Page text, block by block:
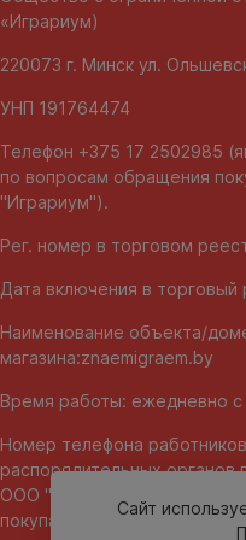
«Играриум)
220073 г. Минск ул.
УНП 191764474
Телефон +375 17 2502985
по вопросам обращения
"Играриум").
Рег. номер в торговом
Дата включения в торговый
Наименование объекта/
магазина:znaemigraem.by
Время работы: ежедневно с
Номер телефона
распорядительных органов
ООО "Играриум",
покупателей - 8 017
Сайт